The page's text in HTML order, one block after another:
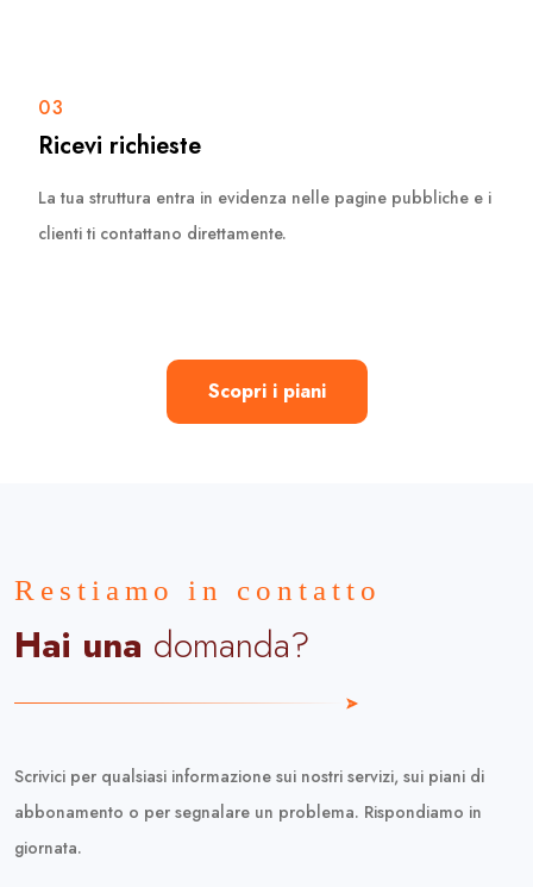
03
Ricevi richieste
La tua struttura entra in evidenza nelle pagine pubbliche e i
clienti ti contattano direttamente.
Scopri i piani
Restiamo in contatto
Hai una domanda?
Scrivici per qualsiasi informazione sui nostri servizi, sui piani di
abbonamento o per segnalare un problema. Rispondiamo in
giornata.